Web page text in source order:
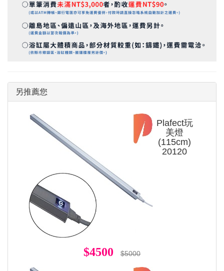
另推薦您
Plafect玩
美燈
(115cm)
20120
$4500 $5000